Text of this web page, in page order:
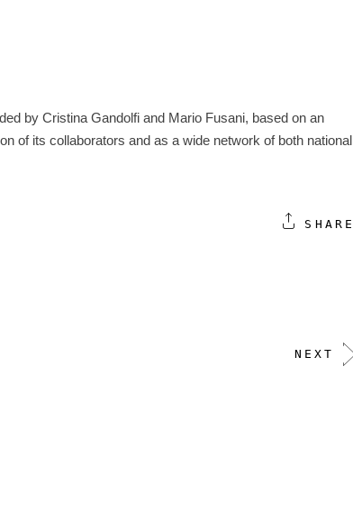
by Cristina Gandolfi and Mario Fusani, based on an
of its collaborators and as a wide network of both national
SHARE
NEXT